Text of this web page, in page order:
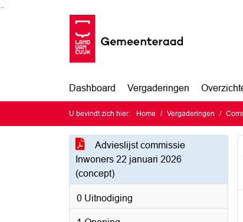
Ga naar de inhoud van deze pagina
Ga naar het zoeken
Ga naar het menu
Dashboard Vergaderingen
U bevindt zich hier: Home Vergaderingen
Advieslijst commissie
Inwoners 22 januari 2026
(concept)
0 Uitnodiging